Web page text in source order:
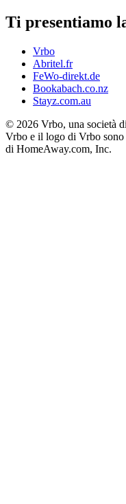
Ti presentiamo
Vrbo
Abritel.fr
FeWo-direkt.de
Bookabach.co.nz
Stayz.com.au
© 2026 Vrbo, una società
Vrbo e il logo di Vrbo
di HomeAway.com, Inc.